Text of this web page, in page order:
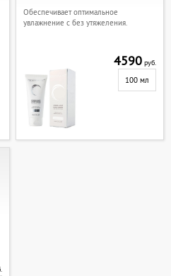
Обеспечивает оптимальное
увлажнение с без утяжеления.
4590руб.
100 мл